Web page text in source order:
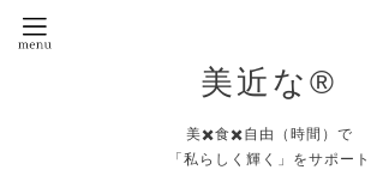
美近な®︎
美✖️食✖️自由（時間）で
「私らしく輝く」をサポート